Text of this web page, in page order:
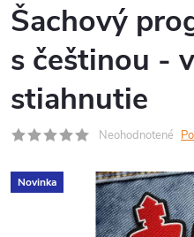
Šachový
s češtinou -
stiahnutie
Neohodnotené
Novinka